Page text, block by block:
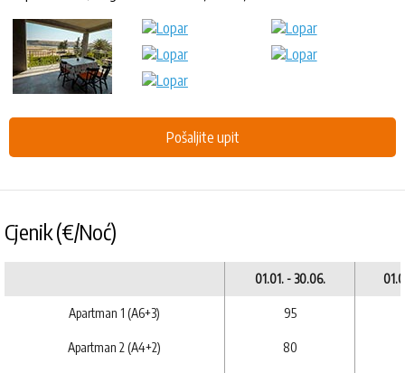
Pošaljite upit
Cjenik (€/Noć)
01.01. - 30.06.
Apartman 1 (A6+3) 95
Apartman 2 (A4+2) 80